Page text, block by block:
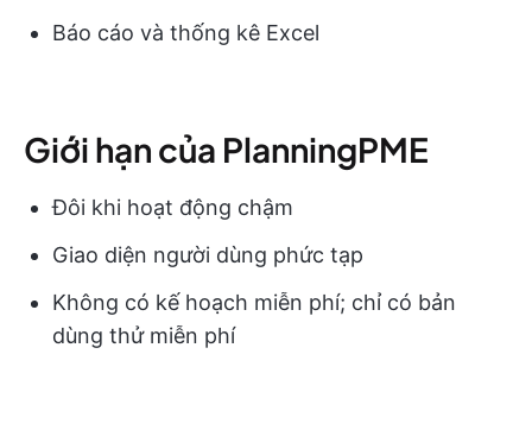
Báo cáo và thống kê Excel
Giới hạn của PlanningPME
Đôi khi hoạt động chậm
Giao diện người dùng phức tạp
Không có kế hoạch miễn phí; chỉ có bản
dùng thử miễn phí